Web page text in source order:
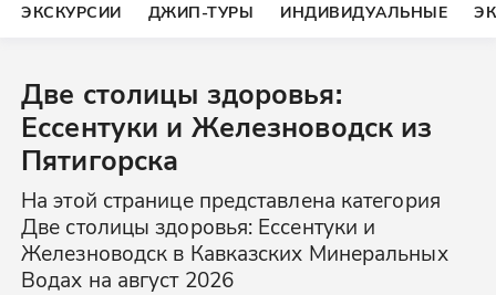
ЭКСКУРСИИ ДЖИП-ТУРЫ ИНДИВИДУАЛЬНЫЕ
Две столицы здоровья:
Ессентуки и Железноводск из
Пятигорска
На этой странице представлена категория
Две столицы здоровья: Ессентуки и
Железноводск в Кавказских Минеральных
Водах на август 2026